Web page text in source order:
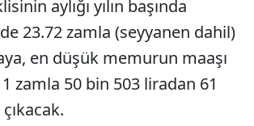
aylığı yılın başında
23.72 zamla (seyyanen dahil)
en düşük memurun maaşı
zamla 50 bin 503 liradan 61